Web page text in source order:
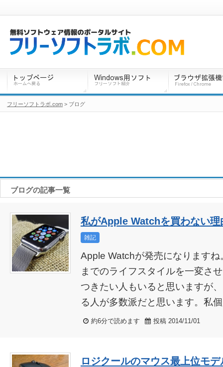
ブログの記事一覧
私がApple Watchを買わない理
雑記
Apple Watchが発売になります
までのライフスタイルを一変さ
つきたい人もいると思いますが
る人が多数派だと思います。私
約6分で読めます 投稿 2014/11/01
ロジクールのマウス最上位モ
フリーソフトラボ.com > ブログ